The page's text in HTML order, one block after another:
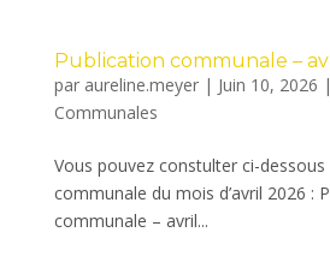
Publication communale –
par aureline.meyer| Juin 10, 2026 |
Communales
Vous pouvez constulter ci-
communale du mois d’avril 2026 :
communale – avril...